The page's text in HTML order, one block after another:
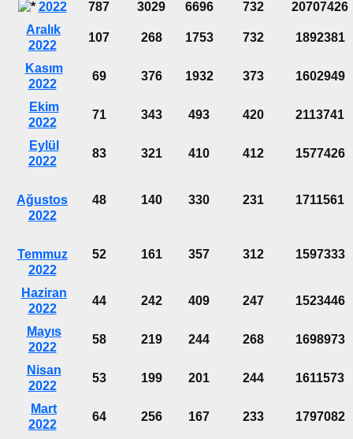
2022 787 3029 6696 732
20707426
Aralık
2022
107 268 1753 732 1892381
Kasım
2022
69 376 1932 373 1602949
Ekim
2022
71 343 493 420 2113741
Eylül
2022
83 321 410 412 1577426
Ağustos
2022
48 140 330 231 1711561
Temmuz
2022
52 161 357 312 1597333
Haziran
2022
44 242 409 247 1523446
Mayıs
2022
58 219 244 268 1698973
Nisan
2022
53 199 201 244 1611573
Mart
2022
64 256 167 233 1797082